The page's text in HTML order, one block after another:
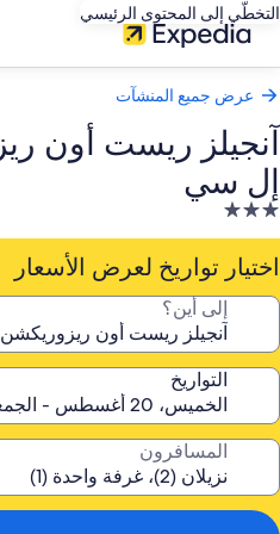
التخطّي إلى المحتوى الرئيسي
عرض جميع المنشآت
آنجيلز ريست أون
إل سي
منشأة
فندقية
مصنفة
3.0
اختيار تواريخ لعرض الأسعار
إلى أين؟
التواريخ
المسافرون